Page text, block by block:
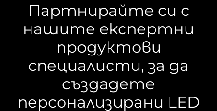
Партнирайте си с
нашите експертни
продуктови
специалисти, за да
създадете
персонализирани LED